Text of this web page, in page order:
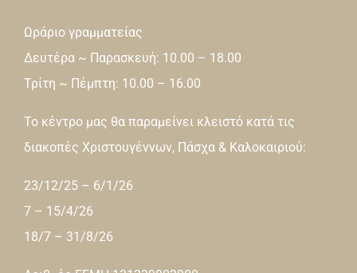
Ωράριο γραμματείας
Δευτέρα ~ Παρασκευή: 10.00 – 18.00
Τρίτη ~ Πέμπτη: 10.00 – 16.00
Το κέντρο μας θα παραμείνει κλειστό κατά τις
διακοπές Χριστουγέννων, Πάσχα & Καλοκαιριού:
23/12/25 – 6/1/26
7 – 15/4/26
18/7 – 31/8/26